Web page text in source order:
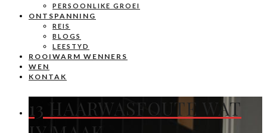
PERSOONLIKE GROEI
ONTSPANNING
REIS
BLOGS
LEESTYD
ROOIWARM WENNERS
WEN
KONTAK
13 HAARWASFOUTE WAT